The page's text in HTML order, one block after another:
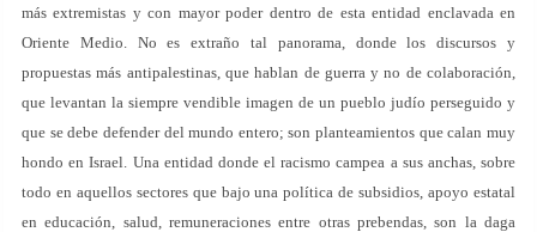
más extremistas y con mayor poder dentro de esta entidad enclavada en
Oriente Medio. No es extraño tal panorama, donde los discursos y
propuestas más antipalestinas, que hablan de guerra y no de colaboración,
que levantan la siempre vendible imagen de un pueblo judío perseguido y
que se debe defender del mundo entero; son planteamientos que calan muy
hondo en Israel. Una entidad donde el racismo campea a sus anchas, sobre
todo en aquellos sectores que bajo una política de subsidios, apoyo estatal
en educación, salud, remuneraciones entre otras prebendas, son la daga